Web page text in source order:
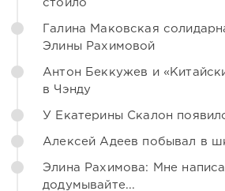
стоило
Галина Маковская
Элины Рахимовой
Антон Беккужев и
в Чэнду
У Екатерины Скалон
Алексей Адеев побывал в
Элина Рахимова: Мне
додумывайте...